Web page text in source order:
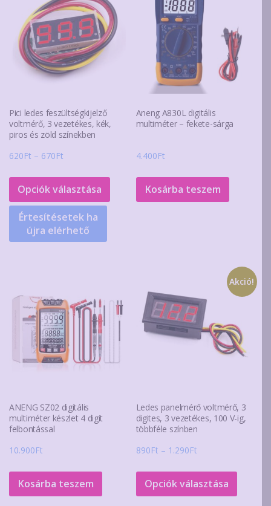
Pici ledes feszültségkijelző
voltmérő, 3 vezetékes, kék,
piros és zöld színekben
620Ft – 670Ft
-
670Ft
Opciók választása
terméknek
termékoldalon
választhatók
Értesítésetek ha
újra elérhető
Aneng A830L digitális
multiméter – fekete-sárga
4.400Ft
Kosárba teszem
ANENG SZ02 digitális
multiméter készlet 4 digit
felbontással
10.900Ft
Kosárba teszem
Akció!
Ledes panelmérő voltmérő, 3
digites, 3 vezetékes, 100 V-ig,
többféle színben
890Ft – 1.290FtÁrtartomány:
-
1.290Ft
Opciók választása
Ennek